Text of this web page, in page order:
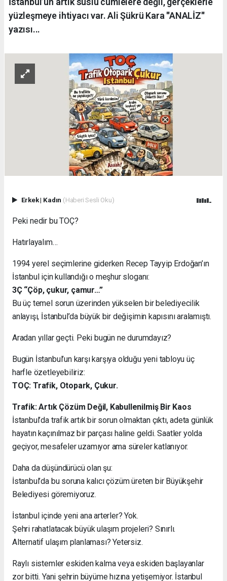
yüzleşmeye ihtiyacı var. Ali Şükrü Kara ''ANALİZ''
yazısı...
Erkek| Kadın (Haberi Sesli Oku)
Peki nedir bu TOÇ?
Hatırlayalım…
1994 yerel seçimlerine giderken Recep Tayyip Erdoğan’ın
İstanbul için kullandığı o meşhur sloganı:
3Ç “Çöp, çukur, çamur…”
Bu üç temel sorun üzerinden yükselen bir belediyecilik
anlayışı, İstanbul’da büyük bir değişimin kapısını aralamıştı.
Aradan yıllar geçti. Peki bugün ne durumdayız?
Bugün İstanbul’un karşı karşıya olduğu yeni tabloyu üç
harfle özetleyebiliriz:
TOÇ: Trafik, Otopark, Çukur.
Trafik: Artık Çözüm Değil, Kabullenilmiş Bir Kaos
İstanbul’da trafik artık bir sorun olmaktan çıktı, adeta günlük
hayatın kaçınılmaz bir parçası haline geldi. Saatler yolda
geçiyor, mesafeler uzamıyor ama süreler katlanıyor.
Daha da düşündürücü olan şu:
İstanbul’da bu soruna kalıcı çözüm üreten bir Büyükşehir
Belediyesi göremiyoruz.
İstanbul içinde yeni ana arterler? Yok.
Şehri rahatlatacak büyük ulaşım projeleri? Sınırlı.
Alternatif ulaşım planlaması? Yetersiz.
Raylı sistemler eskiden kalma veya eskiden başlayanlar
zor bitti. Yani şehrin büyüme hızına yetişemiyor. İstanbul